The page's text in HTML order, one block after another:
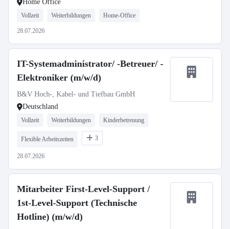
Home Office
Vollzeit Weiterbildungen Home-Office
28.07.2026
IT-Systemadministrator/ -Betreuer/ -
Elektroniker (m/w/d)
B&V Hoch-, Kabel- und Tiefbau GmbH
Deutschland
Vollzeit Weiterbildungen Kinderbetreuung
Flexible Arbeitszeiten 3
28.07.2026
Mitarbeiter First-Level-Support /
1st-Level-Support (Technische
Hotline) (m/w/d)